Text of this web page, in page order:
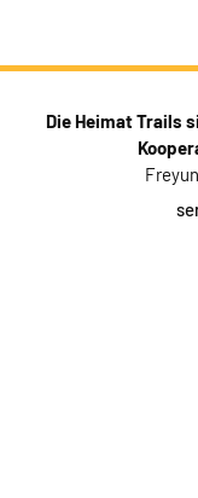
Die Heimat Trails